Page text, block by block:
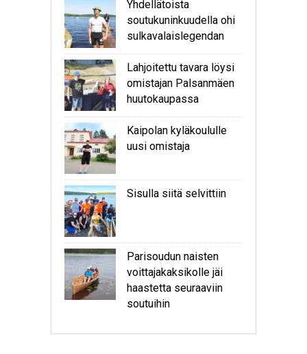
Yhdellätoista
soutukuninkuudella ohi
sulkavalaislegendan
Lahjoitettu tavara löysi
omistajan Palsanmäen
huutokaupassa
Kaipolan kyläkoululle
uusi omistaja
Sisulla siitä selvittiin
Parisoudun naisten
voittajakaksikolle jäi
haastetta seuraaviin
soutuihin